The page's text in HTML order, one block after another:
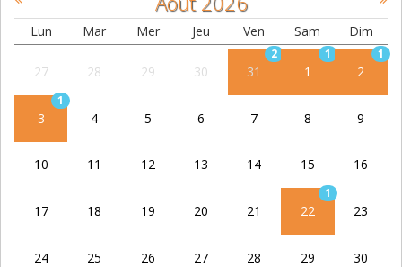
Lun Mar Mer Jeu Ven Sam Dim
27 28 29 30 31
2
1
1
2
1
3
1
4 5 6 7 8 9
10 11 12 13 14 15 16
17 18 19 20 21 22
1
23
24 25 26 27 28 29 30